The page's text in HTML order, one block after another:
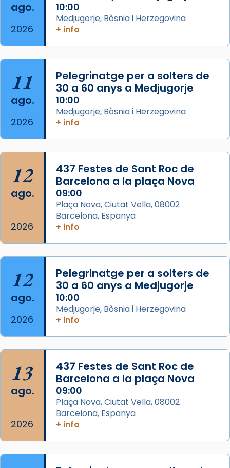
Aquest dilluns, 27 de juliol, ha tingut lloc la
missa d’acció de gràcies en agraïment al
comitè organitzador de la visita apostòlica
del Sant Pare Lleó XIV a Barcelona, i als
col·laboradors, a la Catedral de Barcelona.
L’arquebisbe de Barcelona, el cardenal Joan
Josep Omella, ha presidit la missa i l’ha
concelebrat el bisbe auxiliar de Barcelona,
Mons. David Abadías.
📸 Dr. G. Simón
Foto
View on Facebook · Share
Arquebisbat de Barcelona
2 weeks ago
Memòria de les santes Juliana i
Acompanyant la història de sant Cugat, a
partir de l’Edat Mitjana sorgeix la tradició
que les santes Juliana (“relatiu a Júlia”) i
Semproniana (“relatiu a Semprònia =
eterna”) són deixebles seves. I l’any 1667, el
frare Joan Gaspar Roig, afirma en una obra
que les santes són filles de l’antiga Iluro.
Mataró en reivindicarà les relíq
View on Facebook · Share
ago.
2026
10:00
Medjugorje, Bòsnia i Herzegovina
+ info
11
ago.
2026
Pelegrinatge per a solters de
30 a 60 anys a Medjugorje
10:00
Medjugorje, Bòsnia i Herzegovina
+ info
12
ago.
2026
437 Festes de Sant Roc de
Barcelona a la plaça Nova
09:00
Plaça Nova, Ciutat Vella, 08002
Barcelona, Espanya
+ info
12
ago.
2026
Pelegrinatge per a solters de
30 a 60 anys a Medjugorje
10:00
Medjugorje, Bòsnia i Herzegovina
+ info
13
ago.
2026
437 Festes de Sant Roc de
Barcelona a la plaça Nova
09:00
Plaça Nova, Ciutat Vella, 08002
Barcelona, Espanya
+ info